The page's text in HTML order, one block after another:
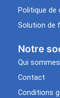
Politique de
Solution de
Notre
Qui
Contact
Conditions